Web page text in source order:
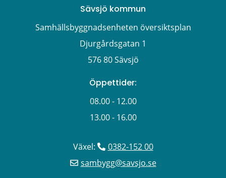
Sävsjö kommun
Samhällsbyggnadsenheten översiktsplan
Djurgårdsgatan 1
576 80 Sävsjö
Öppettider:
08.00 - 12.00
13.00 - 16.00
Växel:
0382-152 00
sambygg@savsjo.se